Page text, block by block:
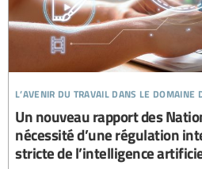
l’avenir du travail dans le domaine
Un nouveau rapport des
nécessité d’une régulation
stricte de l’intelligence